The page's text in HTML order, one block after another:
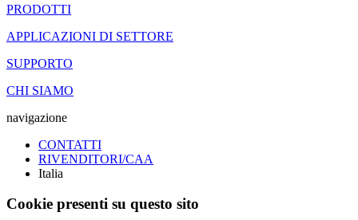
PRODOTTI
APPLICAZIONI DI SETTORE
SUPPORTO
CHI SIAMO
navigazione
CONTATTI
RIVENDITORI/CAA
Italia
Cookie presenti su questo sito